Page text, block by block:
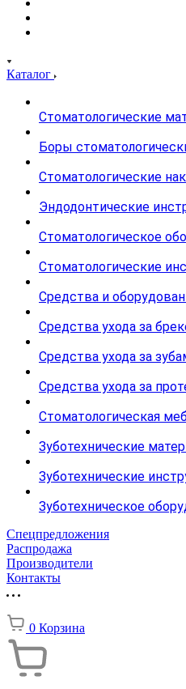
Каталог
Стоматологические
Боры
Стоматологические
Эндодонтические
Стоматологическое
Стоматологические
Средства и
Средства ухода за
Средства ухода за
Средства ухода за
Стоматологическая
Зуботехнические
Зуботехнические
Зуботехническое
Спецпредложения
Распродажа
Производители
Контакты
0 Корзина